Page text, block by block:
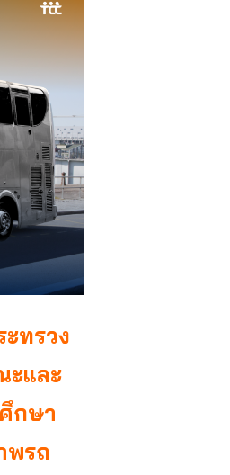
ทรวง
ะและ
กษา
พรถ